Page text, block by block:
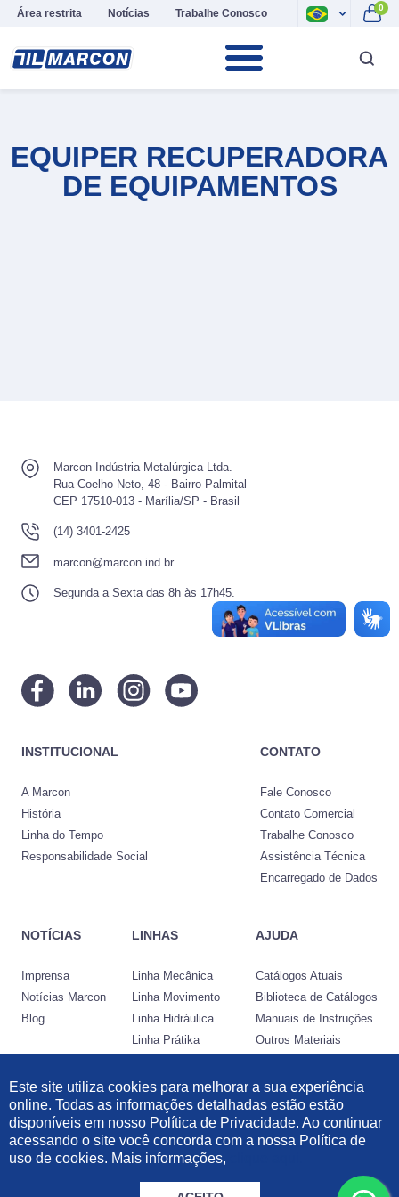
Área restrita Notícias Trabalhe Conosco 0
EQUIPER RECUPERADORA
DE EQUIPAMENTOS
Marcon Indústria Metalúrgica Ltda.
Rua Coelho Neto, 48 - Bairro Palmital
CEP 17510-013 - Marília/SP - Brasil
(14) 3401-2425
marcon@marcon.ind.br
Segunda a Sexta das 8h às 17h45.
INSTITUCIONAL
A Marcon
História
Linha do Tempo
Responsabilidade Social
CONTATO
Fale Conosco
Contato Comercial
Trabalhe Conosco
Assistência Técnica
Encarregado de Dados
NOTÍCIAS
Imprensa
Notícias Marcon
Blog
LINHAS
Linha Mecânica
Linha Movimento
Linha Hidráulica
Linha Prátika
AJUDA
Catálogos Atuais
Biblioteca de Catálogos
Manuais de Instruções
Outros Materiais
Desenvolvido por:
Informações Legais Política de Privacidade
© 2021 Marcon Indústria Metalúrgica Ltda | 57.211.997/0001-46. Todos os
Este site utiliza cookies para melhorar a sua experiência
online. Todas as informações detalhadas estão estão
disponíveis em nosso Política de Privacidade. Ao continuar
acessando o site você concorda com a nossa Política de
uso de cookies. Mais informações,